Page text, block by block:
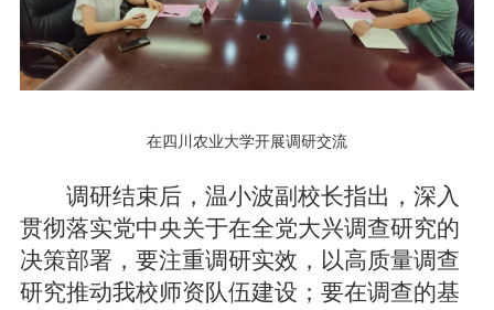
在四川农业大学开展调研交流
调研结束后，温小波副校长指出，深入
贯彻落实党中央关于在全党大兴调查研究的
决策部署，要注重调研实效，以高质量调查
研究推动我校师资队伍建设；要在调查的基